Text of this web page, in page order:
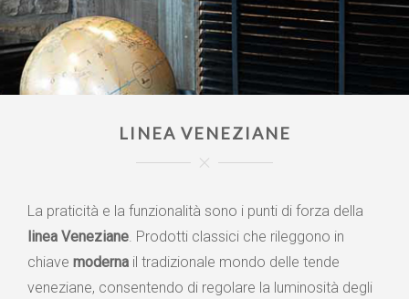
LINEA VENEZIANE
La praticità e la funzionalità sono i punti di forza della
linea Veneziane. Prodotti classici che rileggono in
chiave moderna il tradizionale mondo delle tende
veneziane, consentendo di regolare la luminosità degli